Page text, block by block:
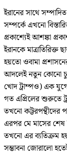
ইরানের সাথে
সম্পর্কে এখনো
প্রকাশ্যেই আশঙ্কা
ইরানকে
হয়তো ওবামা
আদলেই নতুন কোনো
খোদ ট্রাম্পও) এক
গত এপ্রিলের শুরুতে
তখনো কট্টরপন্থীদের
এরপর মে মাসের শেষ
তখনো এর ব্যতিক্রম
সম্ভাবনা জোরালো